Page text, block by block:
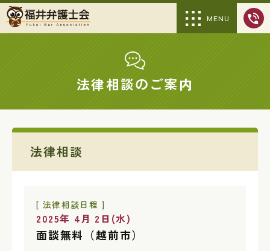
MENU
法律相談のご案内
法律相談
[ 法律相談日程 ]
2025年 4月 2日(水)
面談無料（越前市）